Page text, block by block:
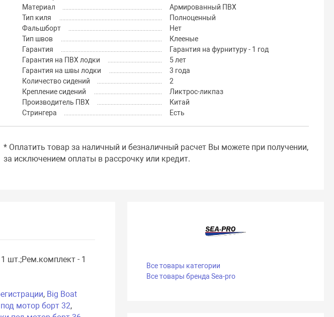
Материал
Армированный ПВХ
Тип киля
Полноценный
Фальшборт
Нет
Тип швов
Клееные
Гарантия
Гарантия на фурнитуру - 1 год
Гарантия на ПВХ лодки
5 лет
Гарантия на швы лодки
3 года
Количество сидений
2
Крепление сидений
Ликтрос-ликпаз
Производитель ПВХ
Китай
Стрингера
Есть
* Оплатить товар за наличный и безналичный расчет Вы можете при получении,
за исключением оплаты в рассрочку или кредит.
шт.;Рем.комплект - 1
, Big Boat
мотор борт 32,
Все товары категории
Все товары бренда Sea-pro